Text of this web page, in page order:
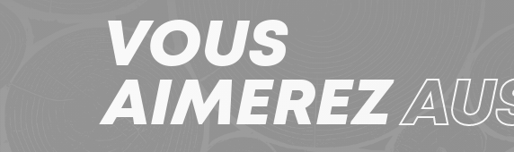
VOUS
AIMEREZ